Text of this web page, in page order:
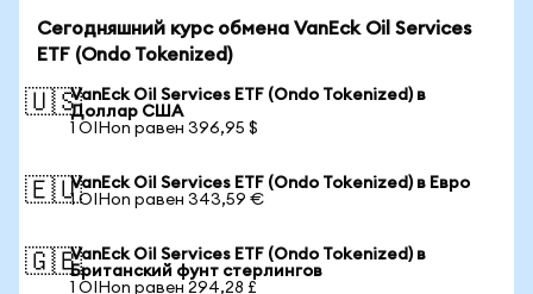
Сегодняшний курс обмена VanEck Oil Services
ETF (Ondo Tokenized)
🇺🇸VanEck Oil Services ETF (Ondo Tokenized) в
Доллар США
1 OIHon равен 396,95 $
🇪🇺VanEck Oil Services ETF (Ondo Tokenized) в Евро
1 OIHon равен 343,59 €
🇬🇧VanEck Oil Services ETF (Ondo Tokenized) в
Британский фунт стерлингов
1 OIHon равен 294,28 £